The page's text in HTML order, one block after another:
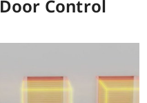
Control